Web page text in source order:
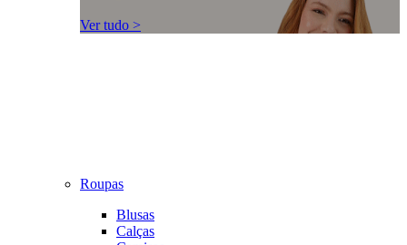
Ver tudo >
Roupas
Blusas
Calças